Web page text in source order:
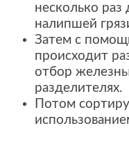
несколько раз
налипшей
Затем с
происходит
отбор
разделителях.
Потом